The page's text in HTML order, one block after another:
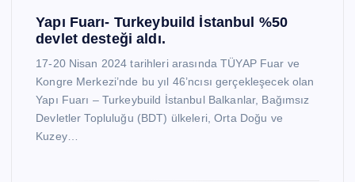
Yapı Fuarı- Turkeybuild İstanbul %50
devlet desteği aldı.
17-20 Nisan 2024 tarihleri arasında TÜYAP Fuar ve
Kongre Merkezi’nde bu yıl 46’ncısı gerçekleşecek olan
Yapı Fuarı – Turkeybuild İstanbul Balkanlar, Bağımsız
Devletler Topluluğu (BDT) ülkeleri, Orta Doğu ve
Kuzey…